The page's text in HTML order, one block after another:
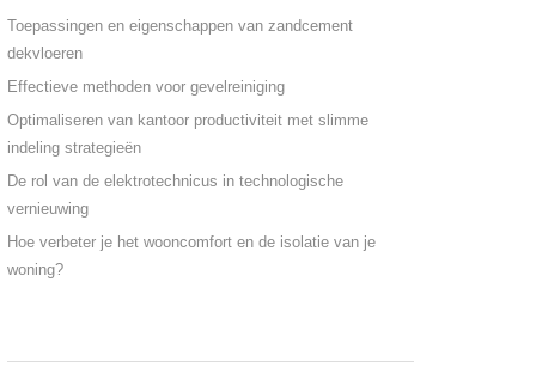
Toepassingen en eigenschappen van zandcement
dekvloeren
Effectieve methoden voor gevelreiniging
Optimaliseren van kantoor productiviteit met slimme
indeling strategieën
De rol van de elektrotechnicus in technologische
vernieuwing
Hoe verbeter je het wooncomfort en de isolatie van je
woning?